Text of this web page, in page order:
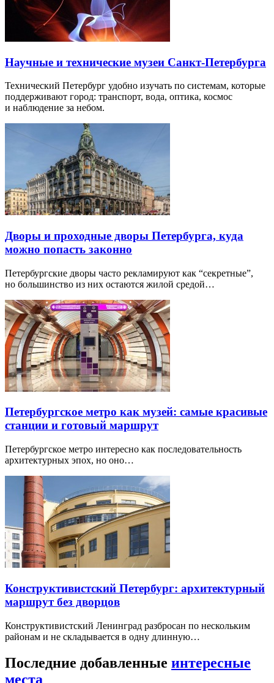
Научные и технические музеи Санкт-Петербурга
Технический Петербург удобно изучать по системам, которые
поддерживают город: транспорт, вода, оптика, космос
и наблюдение за небом.
Дворы и проходные дворы Петербурга, куда
можно попасть законно
Петербургские дворы часто рекламируют как “секретные”,
но большинство из них остаются жилой средой…
Петербургское метро как музей: самые красивые
станции и готовый маршрут
Петербургское метро интересно как последовательность
архитектурных эпох, но оно…
Конструктивистский Петербург: архитектурный
маршрут без дворцов
Конструктивистский Ленинград разбросан по нескольким
районам и не складывается в одну длинную…
Последние добавленные интересные
места